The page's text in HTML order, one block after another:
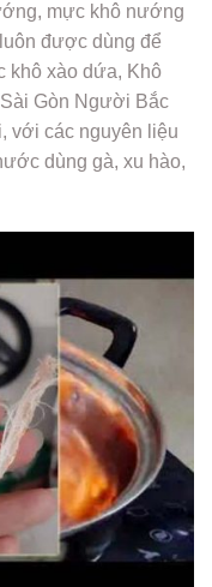
mực khô nướng
được dùng để
khô xào dứa, Khô
Gòn Người Bắc
với các nguyên liệu
dùng gà, xu hào,